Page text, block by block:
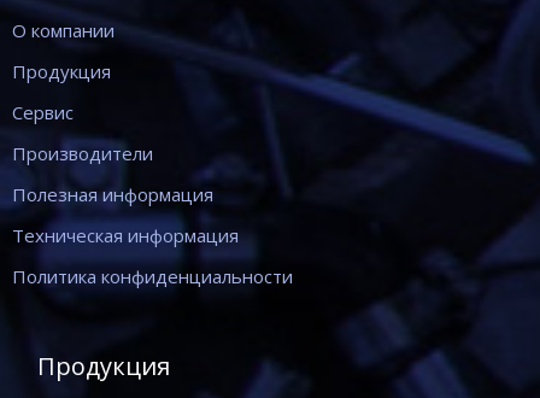
О компании
Продукция
Сервис
Производители
Полезная информация
Техническая информация
Политика конфиденциальности
Продукция